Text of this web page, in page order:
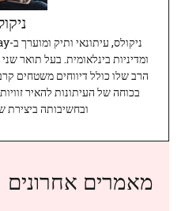
ומדיניות בינלאומית. בעל תואר
הרב שלו כולל דיווחים משטחים
בכוחה של העיתונות להאיר
ובחשיבותה ביצירת
מאמרים אחרונים